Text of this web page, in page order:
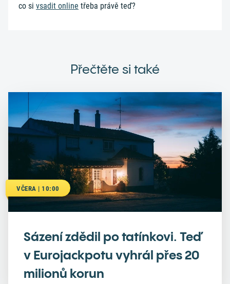
co si vsadit online třeba právě teď?
Přečtěte si také
VČERA | 10:00
Sázení zdědil po tatínkovi. Teď
v Eurojackpotu vyhrál přes 20
milionů korun